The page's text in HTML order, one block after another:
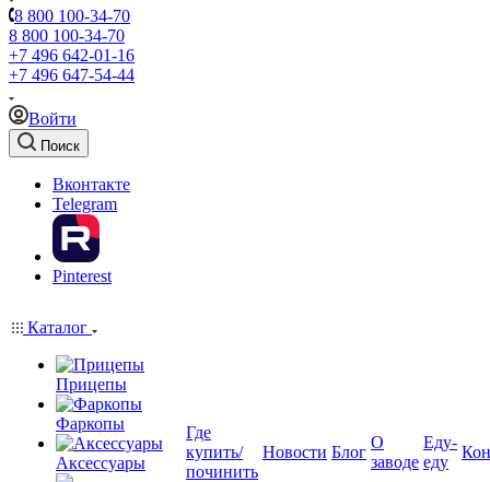
8 800 100-34-70
8 800 100-34-70
+7 496 642-01-16
+7 496 647-54-44
Войти
Поиск
Вконтакте
Telegram
Pinterest
Каталог
Прицепы
Фаркопы
Аксессуары
Где
купить/
починить
Новости Блог
О
заводе
Еду-
еду